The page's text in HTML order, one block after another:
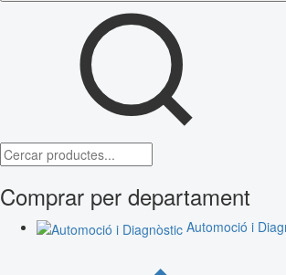
Comprar per departament
Automoció i